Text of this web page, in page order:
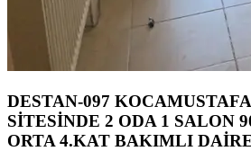
DESTAN-097
SİTESİNDE 2 ODA 1 SALON
ORTA 4.KAT BAKIMLI